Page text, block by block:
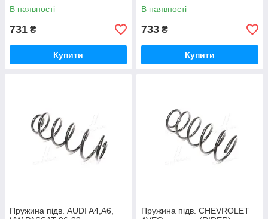
В наявності
731 ₴
Купити
В наявності
733 ₴
Купити
Пружина підв. AUDI A4,A6,
Пружина підв. CHEVROLET